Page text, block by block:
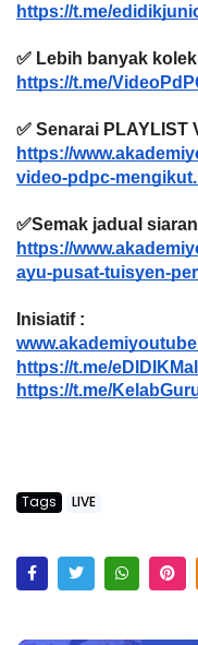
https://t.me/
✅ Lebih banyak
https://t.me/
✅ Senarai PLAYLIST
https://
video-pdpc-
✅Semak jadual
https://
ayu-pusat-tuisyen-
Inisiatif :
https://t.me/
https://t.me/
Tags LIVE